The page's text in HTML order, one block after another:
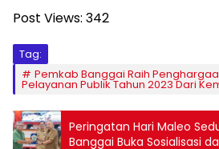
Post Views: 342
Tag:
Pemkab Banggai Raih
Pelayanan Publik Tahun 2023 Dari
Peringatan Hari Maleo
Banggai Buka Sosialisasi